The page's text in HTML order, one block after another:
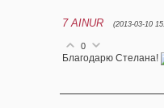
7 AINUR (2013-03-10
0
Благодарю Стелана!